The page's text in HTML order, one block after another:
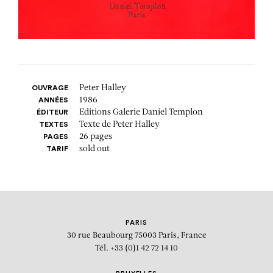
OUVRAGE Peter Halley
ANNÉES 1986
ÉDITEUR Editions Galerie Daniel Templon
TEXTES Texte de Peter Halley
PAGES 26 pages
TARIF sold out
PARIS
30 rue Beaubourg 75003 Paris, France
Tél. +33 (0)1 42 72 14 10